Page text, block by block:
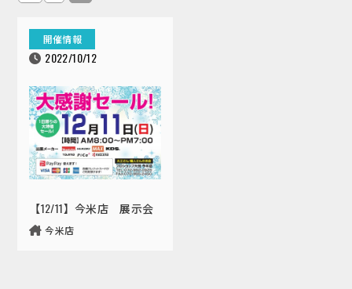
開催情報
2022/10/12
【12/11】今米店 展示会
今米店